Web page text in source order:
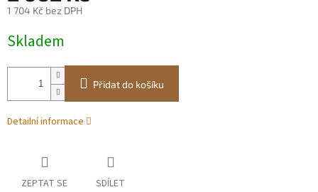
1 704 Kč bez DPH
cena:
Skladem
Přidat do košíku
Detailní informace
ZEPTAT SE SDÍLET